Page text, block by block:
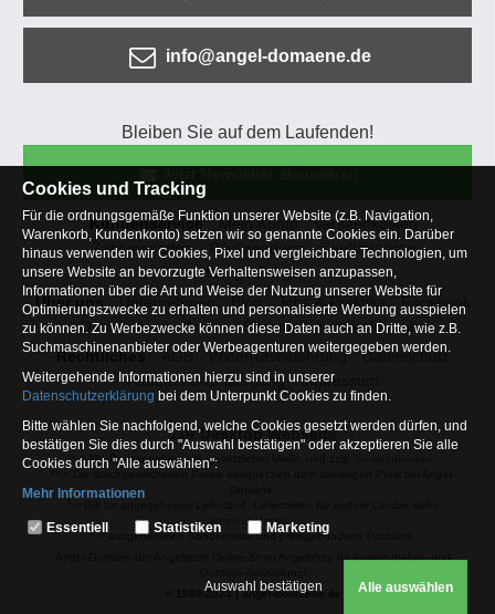
info@angel-domaene.de
Bleiben Sie auf dem Laufenden!
Kundenservice Mein Konto
Versandkosten
Zahlungsarten
Rücksendung
Kaufberatung
Häufige Fragen
Über uns
Unternehmen Blog Jobs & Praktika
Facebook
Osterfeldsee
Archiv Sitemap
Kontaktformular
Rechtliches
AGB Widerrufsbelehrung
Datenschutz
Altbatterie-Entsorgung
Impressum
Zur Desktop Webseite
* = Alle Preisangaben inkl. gesetzlicher MwSt. und zzgl.
Versandinfoseite.
2= ausgenommen Sonderpeise und preisgebundene Produkte.
© 1989-2024 | angel-domaene.de
Cookies und Tracking
Für die ordnungsgemäße Funktion unserer Website (z.B. Navigation,
Warenkorb, Kundenkonto) setzen wir so genannte Cookies ein. Darüber
hinaus verwenden wir Cookies, Pixel und vergleichbare Technologien, um
unsere Website an bevorzugte Verhaltensweisen anzupassen,
Informationen über die Art und Weise der Nutzung unserer Website für
Optimierungszwecke zu erhalten und personalisierte Werbung ausspielen
zu können. Zu Werbezwecke können diese Daten auch an Dritte, wie z.B.
Suchmaschinenanbieter oder Werbeagenturen weitergegeben werden.
Weitergehende Informationen hierzu sind in unserer
Datenschutzerklärung bei dem Unterpunkt Cookies zu finden.
Bitte wählen Sie nachfolgend, welche Cookies gesetzt werden dürfen, und
bestätigen Sie dies durch "Auswahl bestätigen" oder akzeptieren Sie alle
Cookies durch "Alle auswählen":
Mehr Informationen
Essentiell
weshalb auf diese nicht verzichtet werden kann
Essentiell Statistiken Marketing
Auswahl bestätigen Alle auswählen